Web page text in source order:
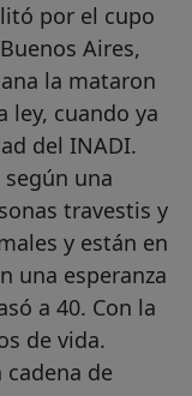
por el cupo
Aires,
la mataron
ley, cuando ya
del INADI.
una
travestis y
y están en
una esperanza
a 40. Con la
de vida.
de